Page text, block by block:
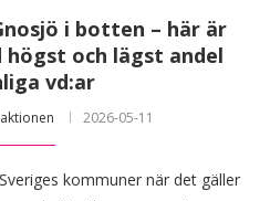
i botten – här är
högst och lägst andel
vd:ar
2026-05-11
kommuner när det gäller